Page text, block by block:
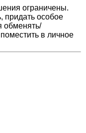
ограничены.
придать особое
обменять/
в личное